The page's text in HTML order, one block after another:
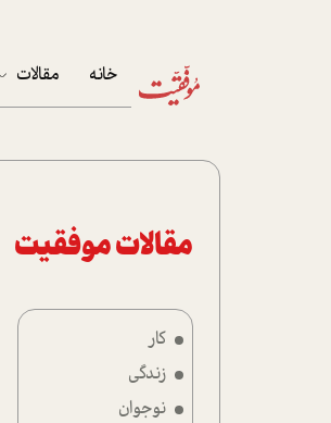
خانه مقالات
پرونده ویژه
مقالات موفقیت
کار
زندگی
نوجوان